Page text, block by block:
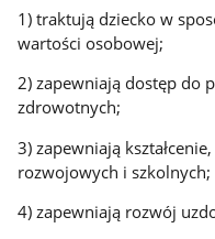
1) traktują dziecko w
wartości osobowej;
2) zapewniają dostęp do
zdrowotnych;
3) zapewniają
rozwojowych i szkolnych;
4) zapewniają rozwój